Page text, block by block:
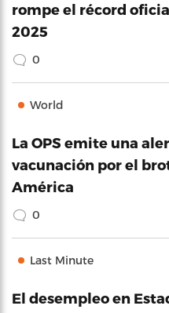
rompe el récord
2025
0
World
La OPS emite una
vacunación por el
América
0
Last Minute
El desempleo en